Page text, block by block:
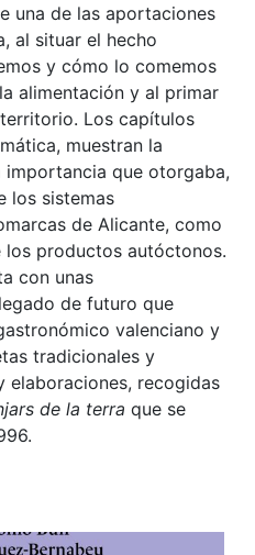
una de las aportaciones
al situar el hecho
y cómo lo comemos
alimentación y al primar
Los capítulos
muestran la
que otorgaba,
los sistemas
de Alicante, como
productos autóctonos.
con unas
de futuro que
valenciano y
tradicionales y
recogidas
de la terra que se